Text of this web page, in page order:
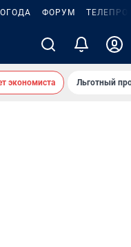
ФОРУМ
экономиста Льготный